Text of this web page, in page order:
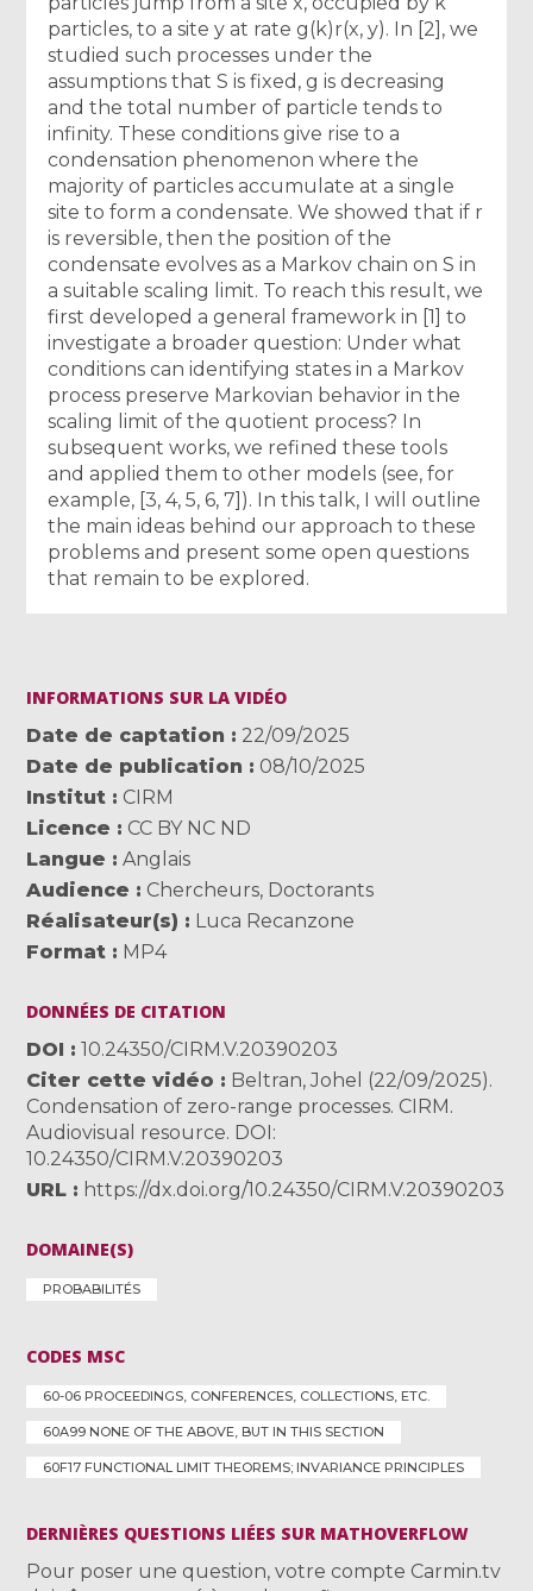
particles, to a site y at rate g(k)r(x, y). In [2], we
studied such processes under the
assumptions that S is fixed, g is decreasing
and the total number of particle tends to
infinity. These conditions give rise to a
condensation phenomenon where the
majority of particles accumulate at a single
site to form a condensate. We showed that if r
is reversible, then the position of the
condensate evolves as a Markov chain on S in
a suitable scaling limit. To reach this result, we
first developed a general framework in [1] to
investigate a broader question: Under what
conditions can identifying states in a Markov
process preserve Markovian behavior in the
scaling limit of the quotient process? In
subsequent works, we refined these tools
and applied them to other models (see, for
example, [3, 4, 5, 6, 7]). In this talk, I will outline
the main ideas behind our approach to these
problems and present some open questions
that remain to be explored.
INFORMATIONS SUR LA VIDÉO
Date de captation
22/09/2025
Date de publication
08/10/2025
Institut
CIRM
Licence
CC BY NC ND
Langue
Anglais
Audience
Chercheurs, Doctorants
Réalisateur(s)
Luca Recanzone
Format
MP4
DONNÉES DE CITATION
DOI
10.24350/CIRM.V.20390203
Citer cette vidéo
Beltran, Johel (22/09/2025).
Condensation of zero-range processes. CIRM.
Audiovisual resource. DOI:
10.24350/CIRM.V.20390203
URL
https://dx.doi.org/10.24350/CIRM.V.20390203
DOMAINE(S)
PROBABILITÉS
CODES MSC
60-06 PROCEEDINGS, CONFERENCES, COLLECTIONS, ETC.
60A99 NONE OF THE ABOVE, BUT IN THIS SECTION
60F17 FUNCTIONAL LIMIT THEOREMS; INVARIANCE PRINCIPLES
DERNIÈRES QUESTIONS LIÉES SUR MATHOVERFLOW
Pour poser une question, votre compte Carmin.tv